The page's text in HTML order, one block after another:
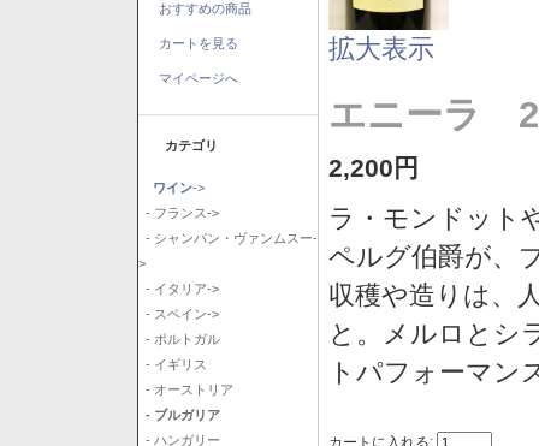
おすすめの商品
カートを見る
マイページへ
カテゴリ
ワイン->
- フランス->
- シャンパン・ヴァンムスー-
>
- イタリア->
- スペイン->
- ポルトガル
- イギリス
- オーストリア
- ブルガリア
- ハンガリー
拡大表示
エニーラ
2,200円
ラ・モンドット
ペルグ伯爵が、
収穫や造りは、
と。メルロとシ
トパフォーマン
カートに入れる: